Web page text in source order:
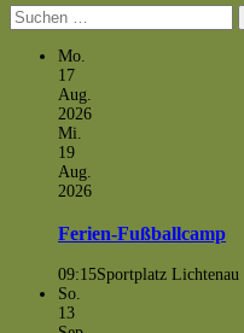
Suchen
nach:
Mo.
17
Aug.
2026
Mi.
19
Aug.
2026
Ferien-Fußballcamp
09:15Sportplatz
So.
13